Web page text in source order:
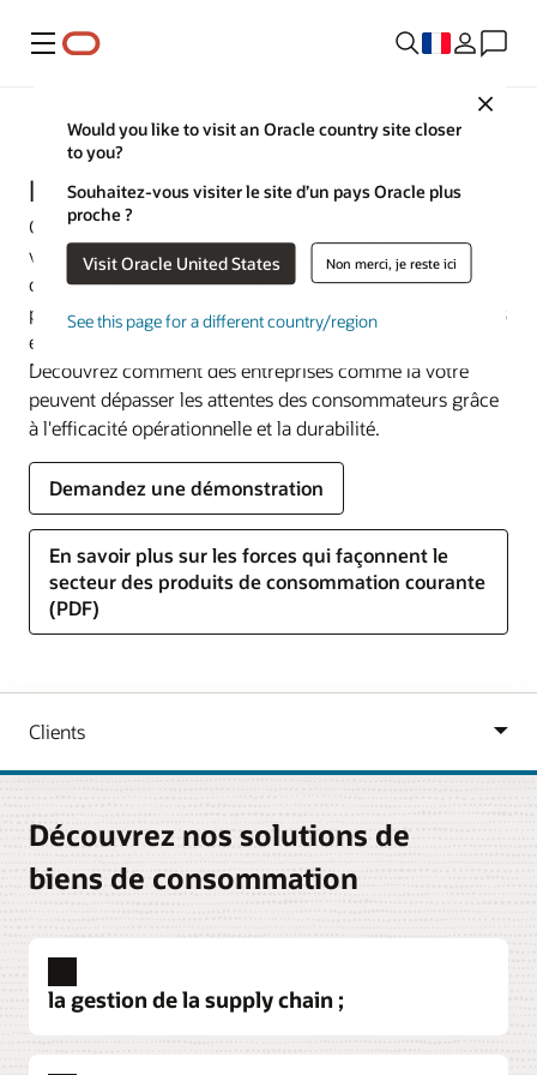
Menu
Close
Would you like to visit an Oracle country site closer
to you?
Souhaitez-vous visiter le site d’un pays Oracle plus
proche ?
Visit Oracle United States Non merci, je reste ici
See this page for a different country/region
Secteurs d’activité
Biens de consommation emballés
Générez de nouvelles sources de revenus et accélérez
votre commercialisation, améliorez la résilience de votre
chaîne logistique, fidélisez votre marque, simplifiez la
production et l'exécution de vos commandes et gérez vos
effectifs à l'aide de solutions intégrées d'Oracle.
Découvrez comment des entreprises comme la vôtre
peuvent dépasser les attentes des consommateurs grâce
à l'efficacité opérationnelle et la durabilité.
Demandez une démonstration
En savoir plus sur les forces qui façonnent le
secteur des produits de consommation courante
(PDF)
Découvrez nos solutions de
biens de consommation
la gestion de la supply chain ;
Procurement